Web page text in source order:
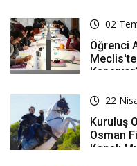
02
Öğrenci
22
Kuruluş
Osman
Kanalı